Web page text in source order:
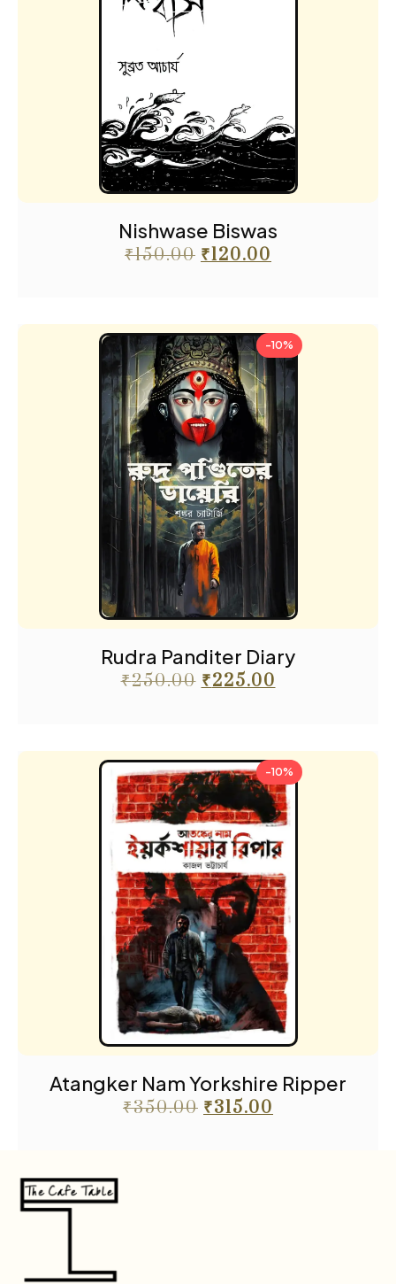
Nishwase Biswas
₹150.00 ₹120.00
-10%
Rudra Panditer Diary
₹250.00 ₹225.00
-10%
Atangker Nam Yorkshire Ripper
₹350.00 ₹315.00